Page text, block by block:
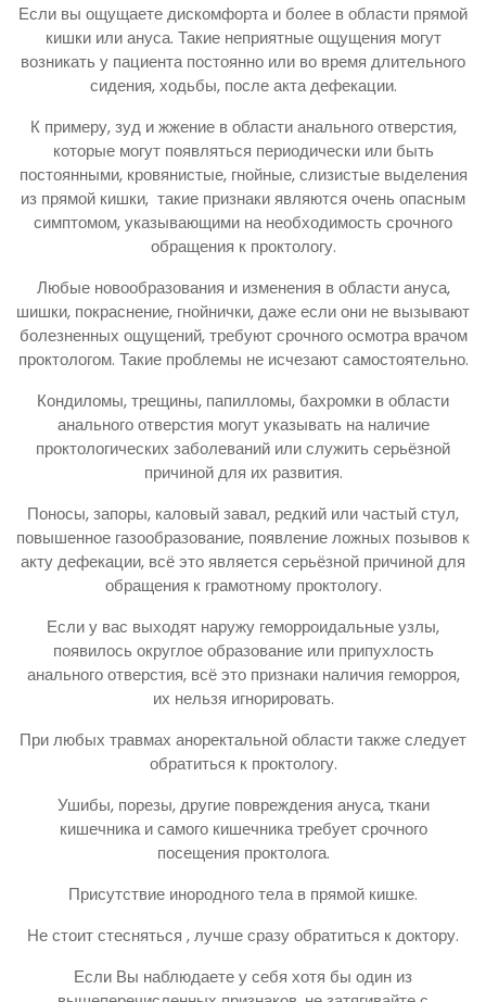
Если вы ощущаете дискомфорта и более в области прямой
кишки или ануса. Такие неприятные ощущения могут
возникать у пациента постоянно или во время длительного
сидения, ходьбы, после акта дефекации.
К примеру, зуд и жжение в области анального отверстия,
которые могут появляться периодически или быть
постоянными, кровянистые, гнойные, слизистые выделения
из прямой кишки, такие признаки являются очень опасным
симптомом, указывающими на необходимость срочного
обращения к проктологу.
Любые новообразования и изменения в области ануса,
шишки, покраснение, гнойнички, даже если они не вызывают
болезненных ощущений, требуют срочного осмотра врачом
проктологом. Такие проблемы не исчезают самостоятельно.
Кондиломы, трещины, папилломы, бахромки в области
анального отверстия могут указывать на наличие
проктологических заболеваний или служить серьёзной
причиной для их развития.
Поносы, запоры, каловый завал, редкий или частый стул,
повышенное газообразование, появление ложных позывов к
акту дефекации, всё это является серьёзной причиной для
обращения к грамотному проктологу.
Если у вас выходят наружу геморроидальные узлы,
появилось округлое образование или припухлость
анального отверстия, всё это признаки наличия геморроя,
их нельзя игнорировать.
При любых травмах аноректальной области также следует
обратиться к проктологу.
Ушибы, порезы, другие повреждения ануса, ткани
кишечника и самого кишечника требует срочного
посещения проктолога.
Присутствие инородного тела в прямой кишке.
Не стоит стесняться , лучше сразу обратиться к доктору.
Если Вы наблюдаете у себя хотя бы один из